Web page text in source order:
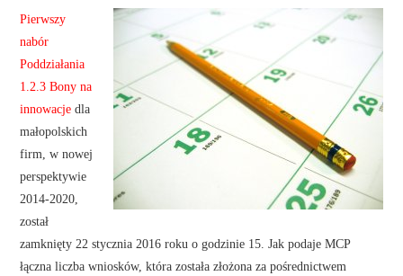
ZADAJ PYTANIE
KONTAKT
Pierwszy
nabór
Poddziałania
1.2.3 Bony na
innowacje dla
małopolskich
firm, w nowej
perspektywie
2014-2020,
został
zamknięty 22 stycznia 2016 roku o godzinie 15. Jak podaje MCP
łączna liczba wniosków, która została złożona za pośrednictwem